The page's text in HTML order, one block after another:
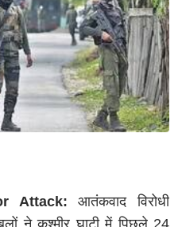
Attack: आतंकवाद विरोधी
ने कश्मीर घाटी में पिछले 24